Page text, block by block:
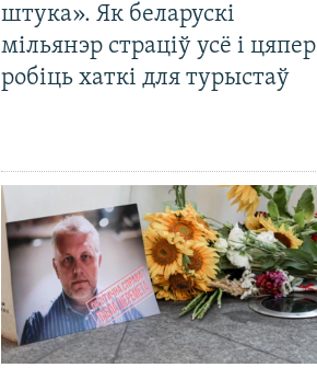
штука». Як беларускі
мільянэр страціў усё і цяпер
робіць хаткі для турыстаў